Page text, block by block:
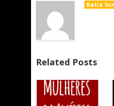
Katia
Related Posts